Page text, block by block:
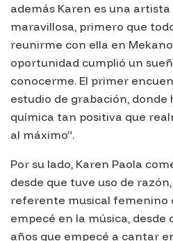
además Karen es una
maravillosa, primero que
reunirme con ella en
oportunidad cumplió un
conocerme. El primer
estudio de grabación, donde
química tan positiva que
al máximo”.
Por su lado, Karen Paola
desde que tuve uso de
referente musical femenino
empecé en la música, desde
años que empecé a cantar